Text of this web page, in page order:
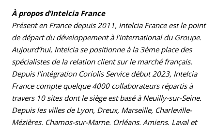
À propos d’Intelcia France
Présent en France depuis 2011, Intelcia France est le point
de départ du développement à l’international du Groupe.
Aujourd’hui, Intelcia se positionne à la 3ème place des
spécialistes de la relation client sur le marché français.
Depuis l’intégration Coriolis Service début 2023, Intelcia
France compte quelque 4000 collaborateurs répartis à
travers 10 sites dont le siège est basé à Neuilly-sur-Seine.
Depuis les villes de Lyon, Dreux, Marseille, Charleville-
Mézières, Champs-sur-Marne, Orléans, Amiens, Laval et